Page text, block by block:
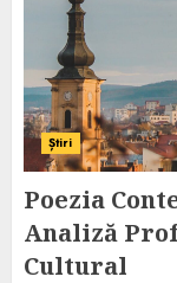
Știri
Poezia
Analiză
Cultural